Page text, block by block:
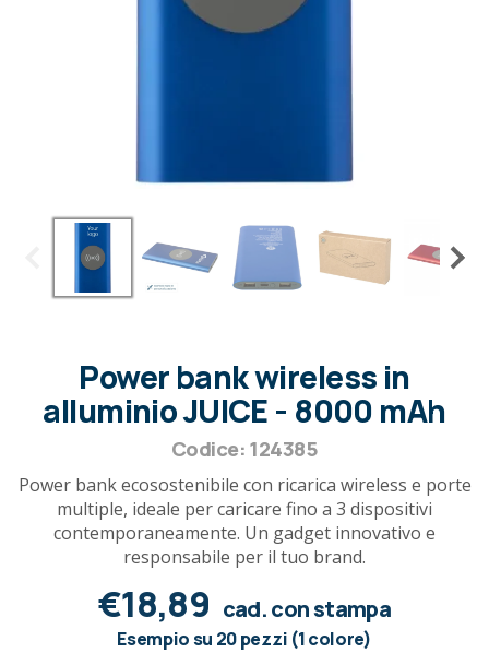
Power bank wireless in
alluminio JUICE - 8000 mAh
Codice: 124385
Power bank ecosostenibile con ricarica wireless e porte
multiple, ideale per caricare fino a 3 dispositivi
contemporaneamente. Un gadget innovativo e
responsabile per il tuo brand.
€18,89 cad. con stampa
Esempio su 20 pezzi (1 colore)